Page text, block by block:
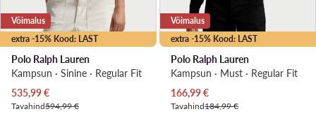
extra -15% Kood: LAST
Võimalus
Polo Ralph Lauren
Kampsun · Sinine · Regular Fit
Praegune hind
535,99€
Tavahind594,99 €
extra -15% Kood: LAST
Võimalus
Polo Ralph Lauren
Kampsun · Must · Regular Fit
Praegune hind
166,99€
Tavahind184,99 €